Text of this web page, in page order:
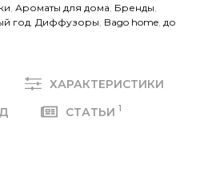
Ароматы для дома Бренды
год Диффузоры Bago home до
ХАРАКТЕРИСТИКИ
СТАТЬИ 1